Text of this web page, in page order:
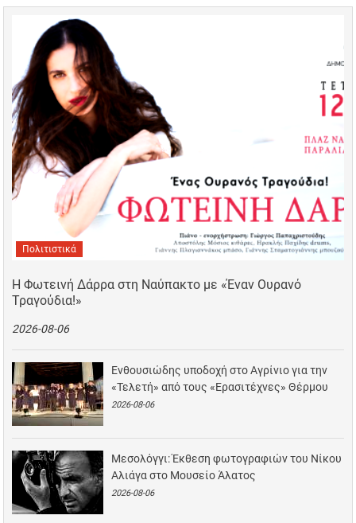
Πολιτιστικά
Η Φωτεινή Δάρρα στη Ναύπακτο με «Έναν Ουρανό
Τραγούδια!»
2026-08-06
Ενθουσιώδης υποδοχή στο Αγρίνιο για την
«Τελετή» από τους «Ερασιτέχνες» Θέρμου
2026-08-06
Μεσολόγγι: Έκθεση φωτογραφιών του Νίκου
Αλιάγα στο Μουσείο Άλατος
2026-08-06